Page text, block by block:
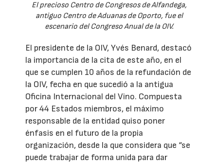
El precioso Centro de Congresos de Alfandega,
antiguo Centro de Aduanas de Oporto, fue el
escenario del Congreso Anual de la OIV.
El presidente de la OIV, Yvés Benard, destacó
la importancia de la cita de este año, en el
que se cumplen 10 años de la refundación de
la OIV, fecha en que sucedió a la antigua
Oficina Internacional del Vino. Compuesta
por 44 Estados miembros, el máximo
responsable de la entidad quiso poner
énfasis en el futuro de la propia
organización, desde la que considera que “se
puede trabajar de forma unida para dar